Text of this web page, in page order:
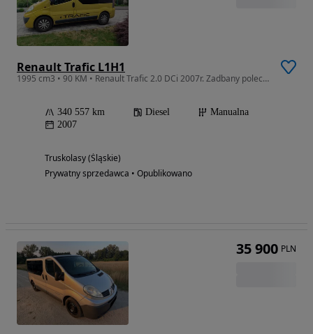
Renault Trafic L1H1
1995 cm3 • 90 KM • Renault Trafic 2.0 DCi 2007r. Zadbany polecam
340 557 km Diesel
Manualna
2007
Truskolasy (Śląskie)
Prywatny sprzedawca • Opublikowano
35 900 PLN